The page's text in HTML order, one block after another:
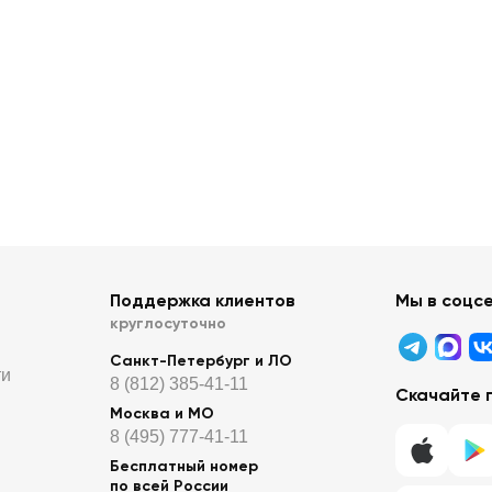
Поддержка клиентов
круглосуточно
Санкт-Петербург и ЛО
8 (812) 385-41-11
Москва и МО
8 (495) 777-41-11
Бесплатный номер
по всей России
Мы в
Скачайте